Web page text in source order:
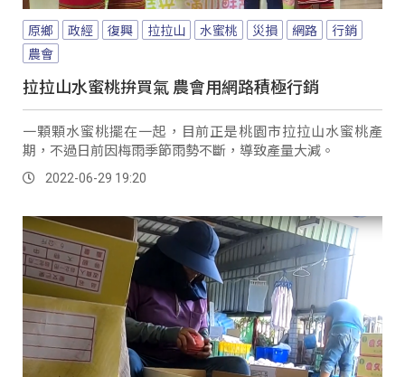
原鄉 政經 復興 拉拉山 水蜜桃 災損 網路
行銷
農會
拉拉山水蜜桃拚買氣 農會用網路積極行銷
一顆顆水蜜桃擺在一起，目前正是桃園市拉拉山水蜜桃產
期，不過日前因梅雨季節雨勢不斷，導致產量大減。
2022-06-29 19:20